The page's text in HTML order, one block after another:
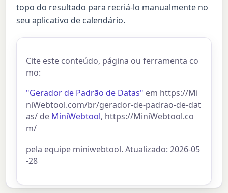
topo do resultado para recriá-lo manualmente no
seu aplicativo de calendário.
Cite este conteúdo, página ou ferramenta co
mo:
"Gerador de Padrão de Datas" em https://Mi
niWebtool.com/br/gerador-de-padrao-de-dat
as/ de MiniWebtool, https://MiniWebtool.co
m/
pela equipe miniwebtool. Atualizado: 2026-05
-28